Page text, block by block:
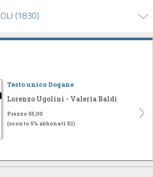
(1830)
Testo unico Dogane
Lorenzo Ugolini - Valeria Baldi
Prezzo 55,00
(sconto 5% abbonati SI)